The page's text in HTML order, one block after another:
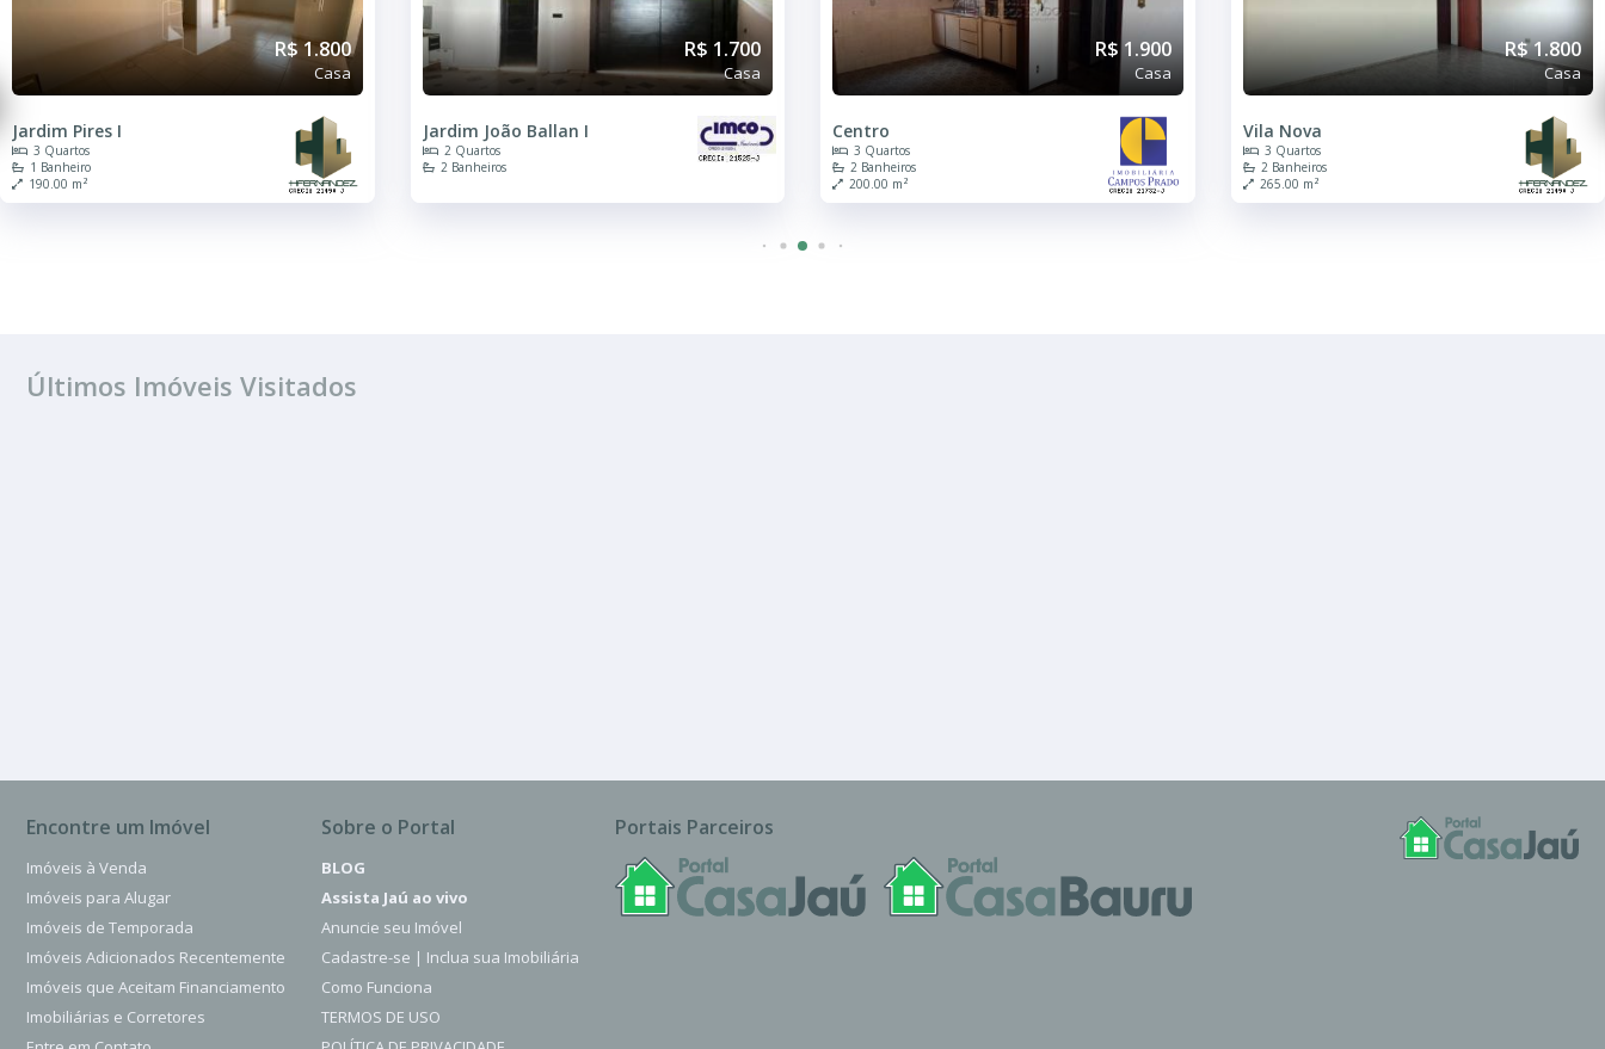
R$ 1.800
Casa
Jardim Pires I
3 Quartos
1 Banheiro
190.00 m²
R$ 1.700
Casa
Jardim João Ballan I
2 Quartos
2 Banheiros
R$ 1.900
Casa
Centro
3 Quartos
2 Banheiros
200.00 m²
R$ 1.800
Casa
Vila Nova
3 Quartos
2 Banheiros
265.00 m²
Últimos Imóveis Visitados
Encontre um Imóvel
Imóveis à Venda
Imóveis para Alugar
Imóveis de Temporada
Imóveis Adicionados Recentemente
Imóveis que Aceitam Financiamento
Imobiliárias e Corretores
Sobre o Portal
BLOG
Assista Jaú ao vivo
Anuncie seu Imóvel
Cadastre-se | Inclua sua Imobiliária
Como Funciona
TERMOS DE USO
Portais Parceiros